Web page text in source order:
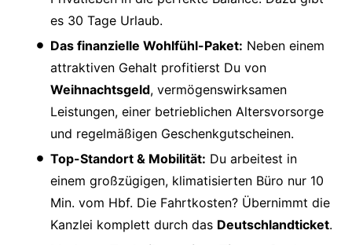
es 30 Tage Urlaub.
Das finanzielle Wohlfühl-Paket: Neben einem
attraktiven Gehalt profitierst Du von
Weihnachtsgeld, vermögenswirksamen
Leistungen, einer betrieblichen Altersvorsorge
und regelmäßigen Geschenkgutscheinen.
Top-Standort & Mobilität: Du arbeitest in
einem großzügigen, klimatisierten Büro nur 10
Min. vom Hbf. Die Fahrtkosten? Übernimmt die
Kanzlei komplett durch das Deutschlandticket.